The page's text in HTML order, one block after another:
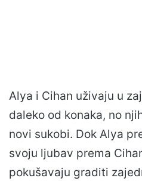
Alya i Cihan uživaju u
daleko od konaka, no
novi sukobi. Dok Alya
svoju ljubav prema
pokušavaju graditi